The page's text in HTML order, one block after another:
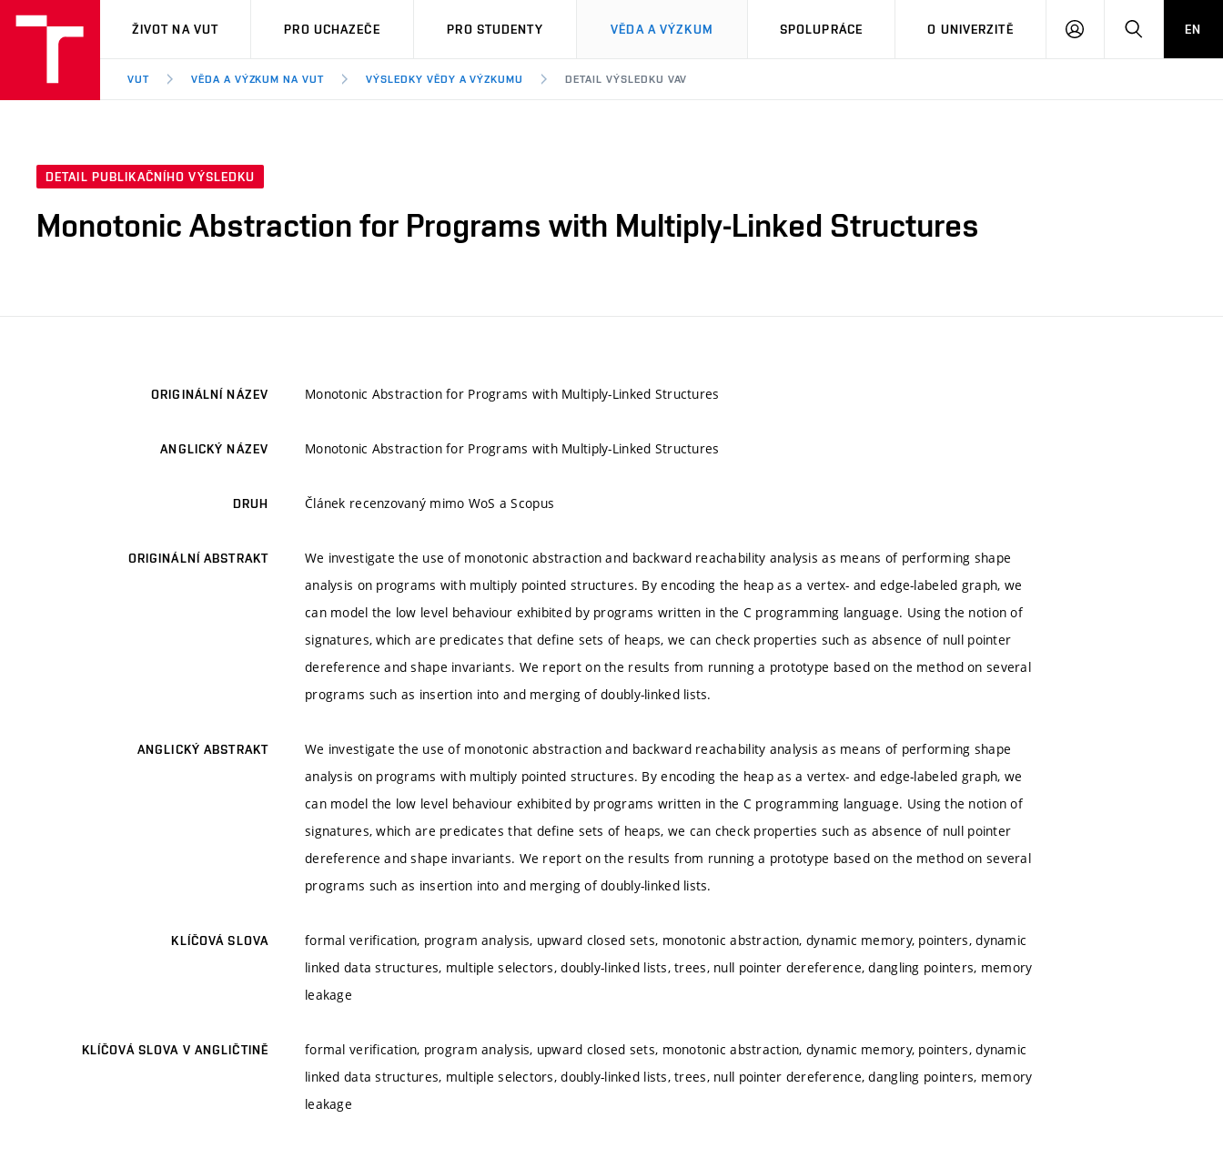
VUT
ŽIVOT NA VUT PRO UCHAZEČE PRO STUDENTY VĚDA A VÝZKUM SPOLUPRÁCE O UNIVERZITĚ
PŘIHLÁSIT HLEDATEN
VUT VĚDA A VÝZKUM NA VUT VÝSLEDKY VĚDY A VÝZKUMU DETAIL VÝSLEDKU VAV
DETAIL PUBLIKAČNÍHO VÝSLEDKU
Monotonic Abstraction for Programs with Multiply-Linked Structures
ORIGINÁLNÍ NÁZEV Monotonic Abstraction for Programs with Multiply-Linked Structures
ANGLICKÝ NÁZEV Monotonic Abstraction for Programs with Multiply-Linked Structures
DRUH Článek recenzovaný mimo WoS a Scopus
ORIGINÁLNÍ ABSTRAKT
We investigate the use of monotonic abstraction and backward reachability analysis as means of performing shape
analysis on programs with multiply pointed structures. By encoding the heap as a vertex- and edge-labeled graph, we
can model the low level behaviour exhibited by programs written in the C programming language. Using the notion of
signatures, which are predicates that define sets of heaps, we can check properties such as absence of null pointer
dereference and shape invariants. We report on the results from running a prototype based on the method on several
programs such as insertion into and merging of doubly-linked lists.
ANGLICKÝ ABSTRAKT
We investigate the use of monotonic abstraction and backward reachability analysis as means of performing shape
analysis on programs with multiply pointed structures. By encoding the heap as a vertex- and edge-labeled graph, we
can model the low level behaviour exhibited by programs written in the C programming language. Using the notion of
signatures, which are predicates that define sets of heaps, we can check properties such as absence of null pointer
dereference and shape invariants. We report on the results from running a prototype based on the method on several
programs such as insertion into and merging of doubly-linked lists.
KLÍČOVÁ SLOVA
formal verification, program analysis, upward closed sets, monotonic abstraction, dynamic memory, pointers, dynamic
linked data structures, multiple selectors, doubly-linked lists, trees, null pointer dereference, dangling pointers, memory
leakage
KLÍČOVÁ SLOVA V ANGLIČTINĚ
formal verification, program analysis, upward closed sets, monotonic abstraction, dynamic memory, pointers, dynamic
linked data structures, multiple selectors, doubly-linked lists, trees, null pointer dereference, dangling pointers, memory
leakage